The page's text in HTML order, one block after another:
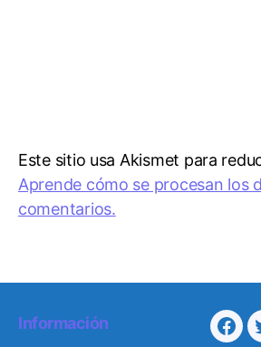
Este sitio usa Akismet para
Aprende cómo se procesan los
comentarios.
Información
F